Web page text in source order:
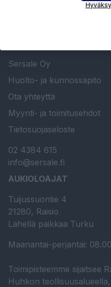
Sersale Oy
Huolto- ja kunnossapito
Ota yhteyttä
Myynti- ja toimitusehdot
Tietosuojaseloste
02 4384 615
info@sersale.fi
AUKIOLOAJAT
Tuijussuontie 4
21280, Raisio
Lähellä paikkaa Turku
Maanantai-perjantai:
Toimipisteemme sijaitsee
Huhkon